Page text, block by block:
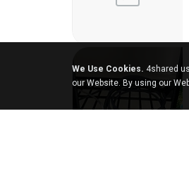
We Use Cookies. 4shared
our Website. By using our